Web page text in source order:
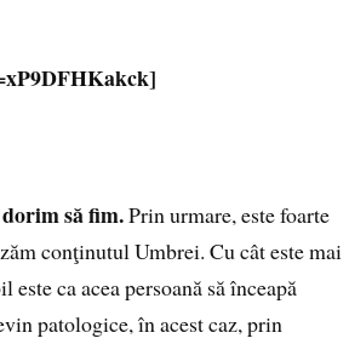
să fim.Prin urmare, este foarte
conţinutul Umbrei. Cu cât este mai
ca acea persoană să înceapă
patologice, în acest caz, prin